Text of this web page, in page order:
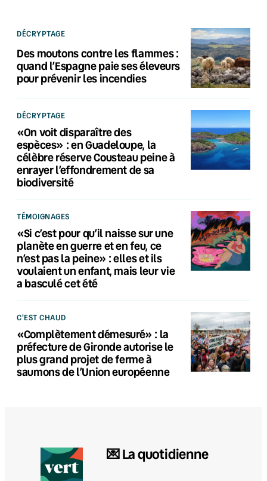
DÉCRYPTAGE
Des moutons contre les flammes :
quand l’Espagne paie ses éleveurs
pour prévenir les incendies
DÉCRYPTAGE
«On voit disparaître des
espèces» : en Guadeloupe, la
célèbre réserve Cousteau peine à
enrayer l’effondrement de sa
biodiversité
TÉMOIGNAGES
«Si c’est pour qu’il naisse sur une
planète en guerre et en feu, ce
n’est pas la peine» : elles et ils
voulaient un enfant, mais leur vie
a basculé cet été
C'EST CHAUD
«Complètement démesuré» : la
préfecture de Gironde autorise le
plus grand projet de ferme à
saumons de l’Union européenne
💌 La quotidienne